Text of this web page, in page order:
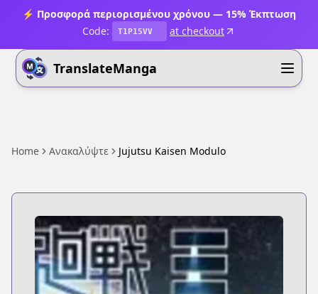
⚡ Προσφορά περιορισμένου χρόνου — 15% Έκπτωση
Code:
T1P15VV at checkout
TranslateManga
Home Ανακαλύψτε Jujutsu Kaisen Modulo